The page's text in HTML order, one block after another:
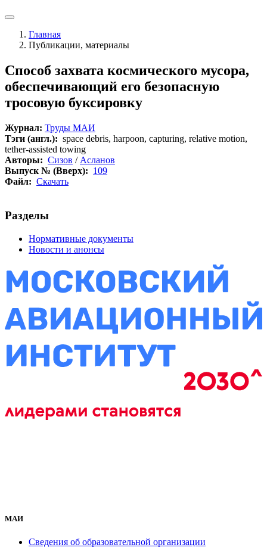
Главная
Публикации, материалы
Способ захвата космического мусора,
обеспечивающий его безопасную
тросовую буксировку
Журнал: Труды МАИ
Тэги (англ.): space debris, harpoon, capturing, relative motion,
tether-assisted towing
Авторы: Сизов / Асланов
Выпуск № (Вверх): 109
Файл: Скачать
Разделы
Нормативные документы
Новости и анонсы
МАИ
Сведения об образовательной организации